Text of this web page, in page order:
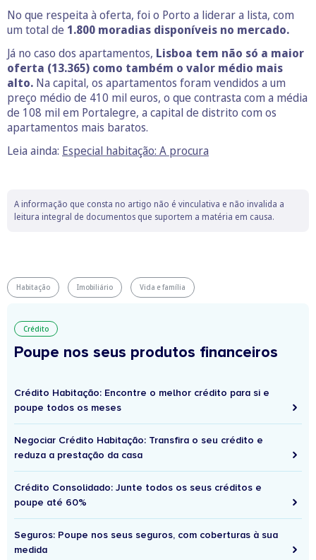
No que respeita à oferta, foi o Porto a liderar a lista, com
um total de 1.800 moradias disponíveis no mercado.
Já no caso dos apartamentos, Lisboa tem não só a maior
oferta (13.365) como também o valor médio mais
alto. Na capital, os apartamentos foram vendidos a um
preço médio de 410 mil euros, o que contrasta com a média
de 108 mil em Portalegre, a capital de distrito com os
apartamentos mais baratos.
Leia ainda: Especial habitação: A procura
A informação que consta no artigo não é vinculativa e não invalida a
leitura integral de documentos que suportem a matéria em causa.
Habitação Imobiliário Vida e família
Crédito
Poupe nos seus produtos financeiros
Crédito Habitação: Encontre o melhor crédito para si e
poupe todos os meses
Negociar Crédito Habitação: Transfira o seu crédito e
reduza a prestação da casa
Crédito Consolidado: Junte todos os seus créditos e
poupe até 60%
Seguros: Poupe nos seus seguros, com coberturas à sua
medida